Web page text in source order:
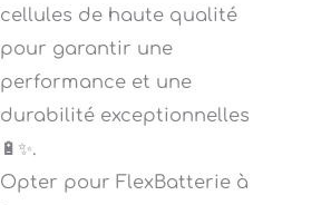
cellules de haute qualité
pour garantir une
performance et une
durabilité exceptionnelles
🔋✨.
Opter pour FlexBatterie à